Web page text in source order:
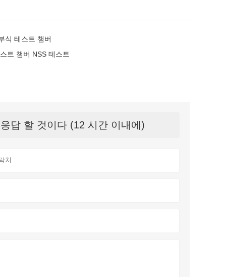
식 테스트 챔버
트 챔버 NSS 테스트
답 할 것이다 (12 시간 이내에)